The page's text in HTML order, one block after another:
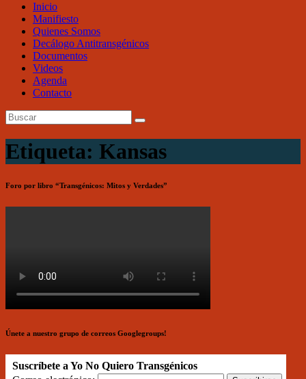
Inicio
Manifiesto
Quienes Somos
Decálogo Antitransgénicos
Documentos
Videos
Agenda
Contacto
Etiqueta: Kansas
Foro por libro “Transgénicos: Mitos y Verdades”
Únete a nuestro grupo de correos Googlegroups!
Suscríbete a Yo No Quiero Transgénicos